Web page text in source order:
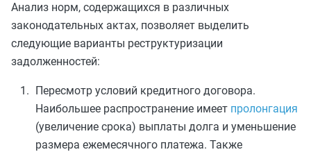
Анализ норм, содержащихся в различных
законодательных актах, позволяет выделить
следующие варианты реструктуризации
задолженностей:
Пересмотр условий кредитного договора.
Наибольшее распространение имеет пролонгация
(увеличение срока) выплаты долга и уменьшение
размера ежемесячного платежа. Также